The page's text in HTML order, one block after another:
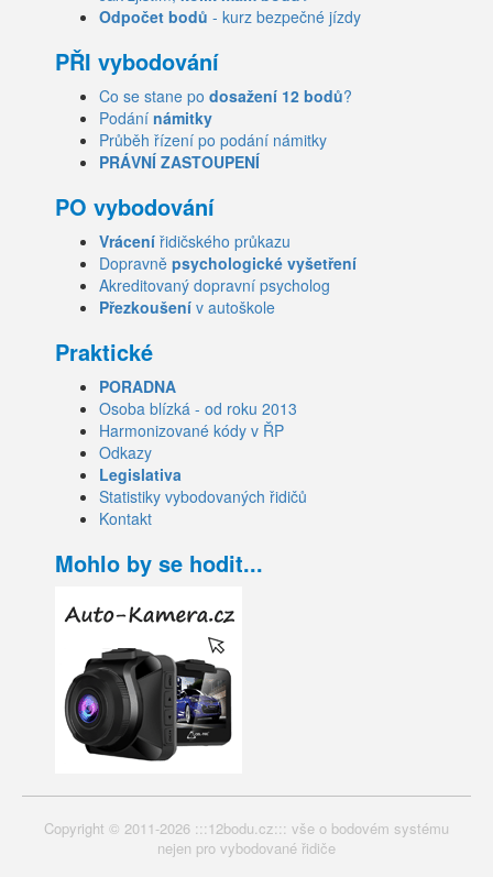
Odpočet bodů - kurz bezpečné jízdy
PŘI vybodování
Co se stane po dosažení 12 bodů?
Podání námitky
Průběh řízení po podání námitky
PRÁVNÍ ZASTOUPENÍ
PO vybodování
Vrácení řidičského průkazu
Dopravně psychologické vyšetření
Akreditovaný dopravní psycholog
Přezkoušení v autoškole
Praktické
PORADNA
Osoba blízká - od roku 2013
Harmonizované kódy v ŘP
Odkazy
Legislativa
Statistiky vybodovaných řidičů
Kontakt
Mohlo by se hodit...
Copyright © 2011-2026 :::12bodu.cz::: vše o bodovém systému
nejen pro vybodované řidiče